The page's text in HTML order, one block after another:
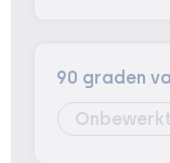
90 graden